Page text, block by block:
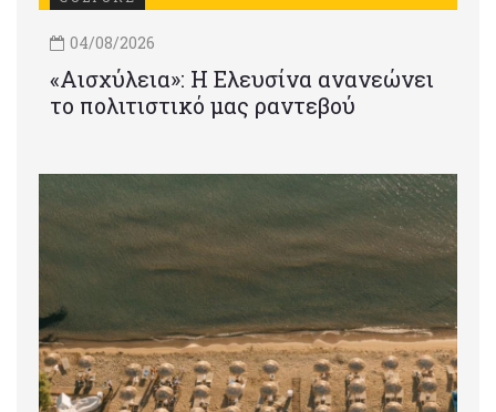
04/08/2026
«Αισχύλεια»: Η Ελευσίνα ανανεώνει
το πολιτιστικό μας ραντεβού